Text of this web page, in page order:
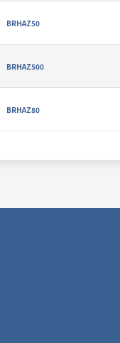
BRHAZ50
BRHAZ500
BRHAZ80